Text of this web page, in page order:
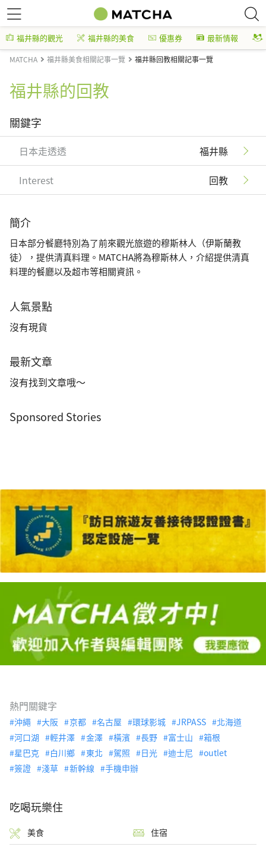
福井縣的觀光 福井縣的美食 優惠券 最新情報
MATCHA 福井縣美食相關記事一覽 福井縣回教相關記事一覽
福井縣的回教
關鍵字
日本走透透 福井縣
Interest 回教
簡介
日本部分餐廳特別為了前來觀光旅遊的穆斯林人（伊斯蘭教
徒），提供清真料理。MATCHA將為穆斯林人，介紹提供清真
料理的餐廳以及超市等相關資訊。
人氣景點
沒有現貨
最新文章
沒有找到文章哦～
Sponsored Stories
熱門關鍵字
沖繩 大阪 京都 名古屋 環球影城 JRPASS
北海道
河口湖
輕井澤 金澤 橫濱 長野 富士山
箱根
星巴克
白川鄉 東北 駕照 日光 迪士尼
outlet
簽證
淺草 新幹線 手機申辦
吃喝玩樂住
美食 住宿